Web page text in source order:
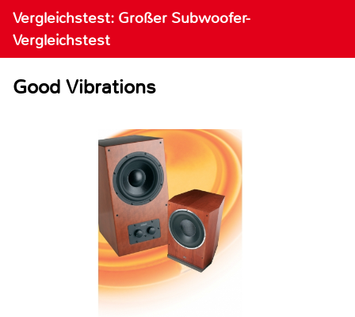
Vergleichstest: Großer Subwoofer-
Vergleichstest
Good Vibrations